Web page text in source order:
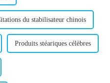
du stabilisateur chinois
Produits stéariques célèbres